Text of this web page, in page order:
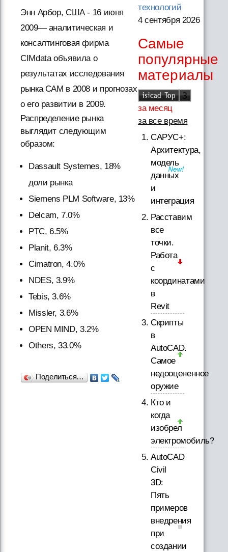
Энн Арбор, США - 16 июня
2009— аналитическая и
консалтинговая фирма
CIMdata объявила о
результатах исследования
рынка CAM в 2008 и прогнозах
о его развитии в 2009.
Распределение рынка
выглядит следующим
образом:
Dassault Systemes, 18%
доли рынка
Siemens PLM Software, 13%
Delcam, 7.0%
PTC, 6.5%
Planit, 6.3%
Cimatron, 4.0%
NDES, 3.9%
Tebis, 3.6%
Missler, 3.6%
OPEN MIND, 3.2%
Others, 33.0%
Поделиться…
технологий
4 сентября 2026
Самые
популярные
материалы
за месяц
за все время
САРУС+:
Архитектура,
модель
данных
и
интеграция
Расставим
все
точки.
Работа
с
координатами
в
Revit
Скрипты
в
AutoCAD.
Самое
недооцененное
оружие
Кто и
когда
изобрел
электромобиль?
AutoCAD
Civil
3D:
Пять
примеров
внедрения
при
создании